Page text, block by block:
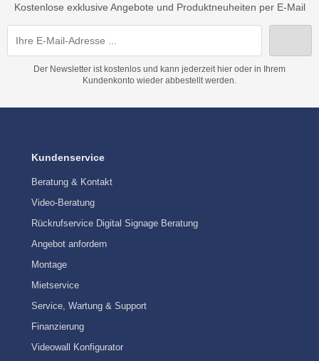
Kostenlose exklusive Angebote und Produktneuheiten per E-Mail
Der Newsletter ist kostenlos und kann jederzeit hier oder in Ihrem
Kundenkonto wieder abbestellt werden.
Kundenservice
Beratung & Kontakt
Video-Beratung
Rückrufservice Digital Signage Beratung
Angebot anfordern
Montage
Mietservice
Service, Wartung & Support
Finanzierung
Videowall Konfigurator